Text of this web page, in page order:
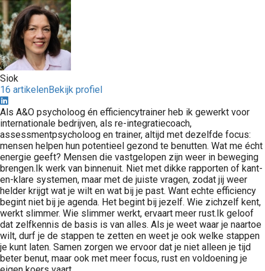
Siok
16 artikelenBekijk profiel
Als A&O psycholoog én efficiencytrainer heb ik gewerkt voor
internationale bedrijven, als re-integratiecoach,
assessmentpsycholoog en trainer, altijd met dezelfde focus:
mensen helpen hun potentieel gezond te benutten. Wat me écht
energie geeft? Mensen die vastgelopen zijn weer in beweging
brengen.Ik werk van binnenuit. Niet met dikke rapporten of kant-
en-klare systemen, maar met de juiste vragen, zodat jij weer
helder krijgt wat je wilt en wat bij je past. Want echte efficiency
begint niet bij je agenda. Het begint bij jezelf. Wie zichzelf kent,
werkt slimmer. Wie slimmer werkt, ervaart meer rust.Ik geloof
dat zelfkennis de basis is van alles. Als je weet waar je naartoe
wilt, durf je de stappen te zetten en weet je ook welke stappen
je kunt laten. Samen zorgen we ervoor dat je niet alleen je tijd
beter benut, maar ook met meer focus, rust en voldoening je